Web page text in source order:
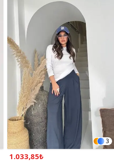
3
1.033,85₺